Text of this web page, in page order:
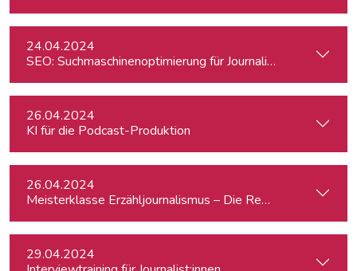
24.04.2024
SEO: Suchmaschinenoptimierung für Journalist:innen
26.04.2024
KI für die Podcast-Produktion
26.04.2024
Meisterklasse Erzähljournalismus – Die
29.04.2024